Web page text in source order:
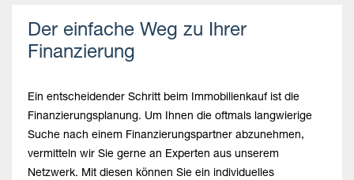
Der einfache Weg zu Ihrer
Finanzierung
Ein entscheidender Schritt beim Immobilienkauf ist die
Finanzierungsplanung. Um Ihnen die oftmals langwierige
Suche nach einem Finanzierungspartner abzunehmen,
vermitteln wir Sie gerne an Experten aus unserem
Netzwerk. Mit diesen können Sie ein individuelles